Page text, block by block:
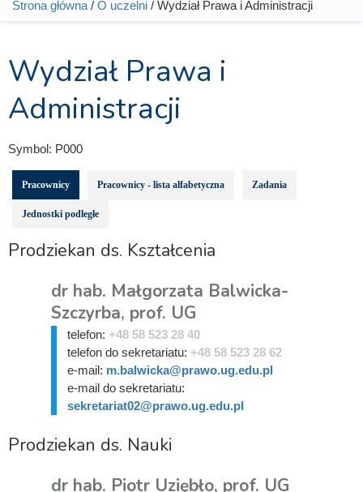
Jesteś tutaj
Strona główna / O uczelni / Wydział Prawa i Administracji
Wydział Prawa i
Administracji
Symbol: P000
Pracownicy Pracownicy - lista alfabetyczna Zadania
Jednostki podległe
Prodziekan ds. Kształcenia
dr hab. Małgorzata Balwicka-
Szczyrba, prof. UG
telefon: +48 58 523 28 40
telefon do sekretariatu: +48 58 523 28 62
e-mail: m.balwicka@prawo.ug.edu.pl
e-mail do sekretariatu:
sekretariat02@prawo.ug.edu.pl
Prodziekan ds. Nauki
dr hab. Piotr Uziębło, prof. UG